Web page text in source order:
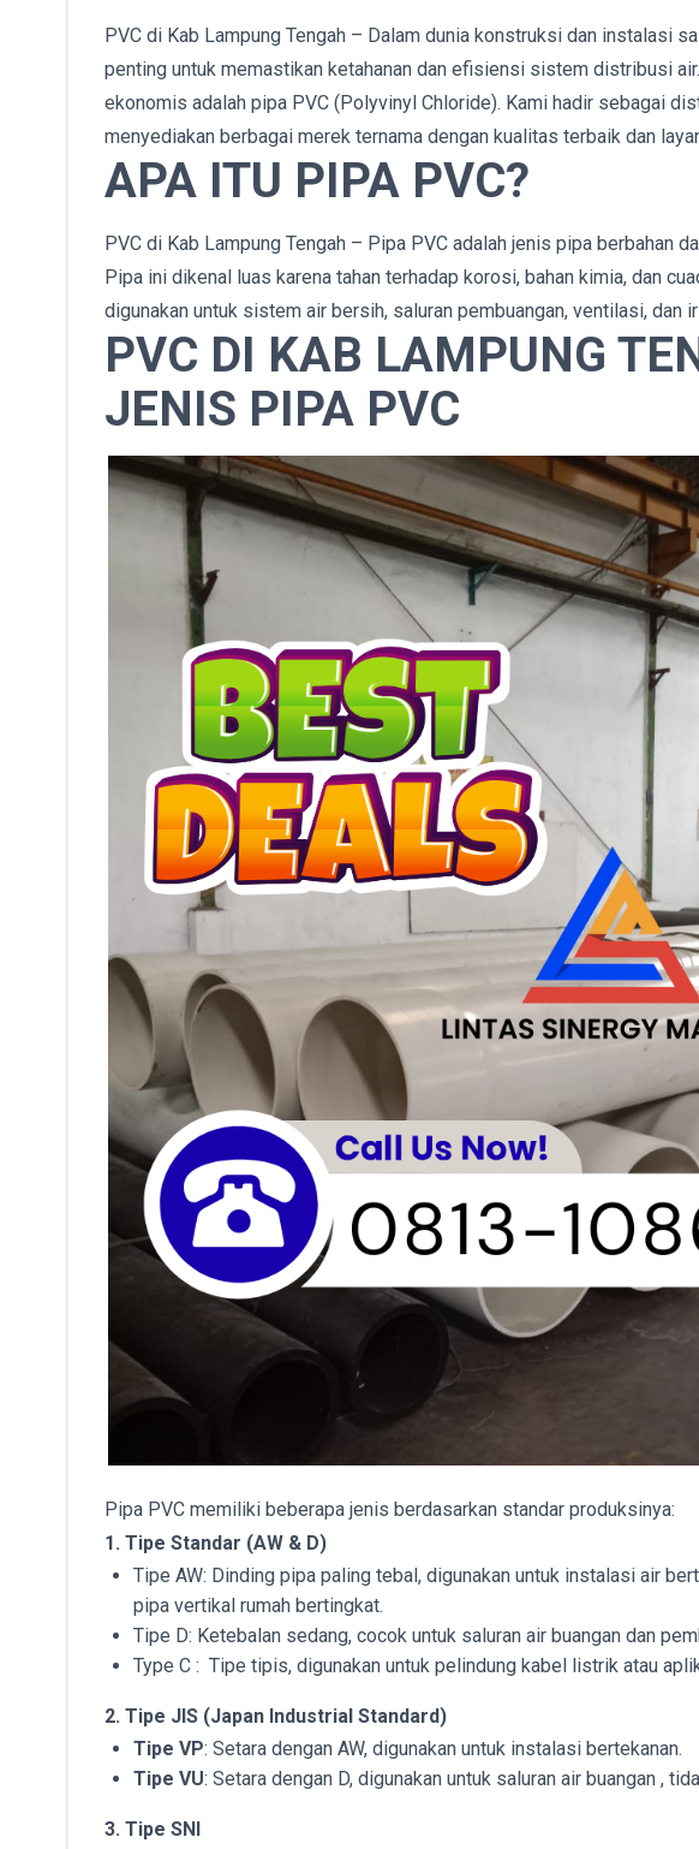
PVC di Kab Lampung Tengah – Dalam dunia konstruksi dan instalasi
penting untuk memastikan ketahanan dan efisiensi sistem distribusi
ekonomis adalah pipa PVC (Polyvinyl Chloride). Kami hadir sebagai
menyediakan berbagai merek ternama dengan kualitas terbaik dan
APA ITU PIPA PVC?
PVC di Kab Lampung Tengah – Pipa PVC adalah jenis pipa berbahan
Pipa ini dikenal luas karena tahan terhadap korosi, bahan kimia, dan
digunakan untuk sistem air bersih, saluran pembuangan, ventilasi, dan
PVC DI KAB LAMPUNG
JENIS PIPA PVC
Pipa PVC memiliki beberapa jenis berdasarkan standar produksinya:
1. Tipe Standar (AW & D)
Tipe AW: Dinding pipa paling tebal, digunakan untuk instalasi air
pipa vertikal rumah bertingkat.
Tipe D: Ketebalan sedang, cocok untuk saluran air buangan dan
Type C : Tipe tipis, digunakan untuk pelindung kabel listrik atau
2. Tipe JIS (Japan Industrial Standard)
Tipe VP: Setara dengan AW, digunakan untuk instalasi bertekanan.
Tipe VU: Setara dengan D, digunakan untuk saluran air buangan ,
3. Tipe SNI